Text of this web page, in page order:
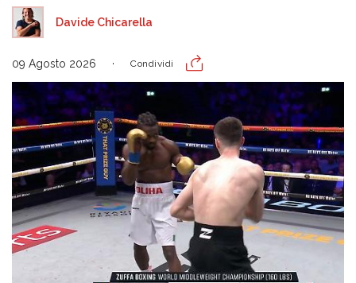
Davide Chicarella
09 Agosto 2026 Condividi